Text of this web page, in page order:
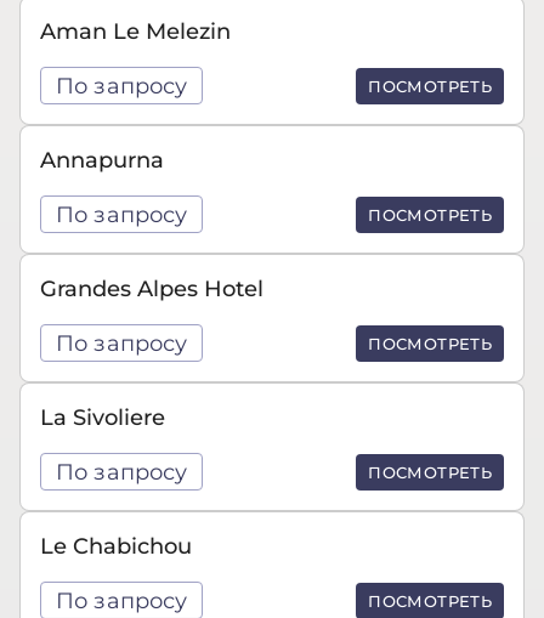
Aman Le Melezin
По запросу ПОСМОТРЕТЬ
Annapurna
По запросу ПОСМОТРЕТЬ
Grandes Alpes Hotel
По запросу ПОСМОТРЕТЬ
La Sivoliere
По запросу ПОСМОТРЕТЬ
Le Chabichou
По запросу ПОСМОТРЕТЬ